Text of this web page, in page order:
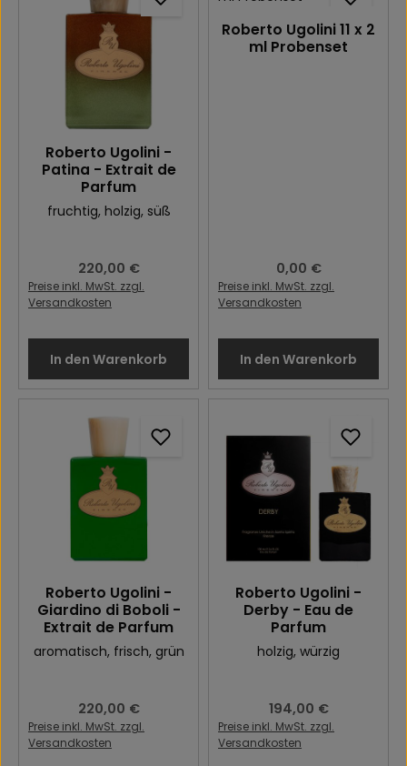
Roberto Ugolini -
Patina - Extrait de
Parfum
fruchtig, holzig, süß
Regulärer Preis:
220,00 €
Preise inkl. MwSt. zzgl.
Versandkosten
In den Warenkorb
Roberto Ugolini 11 x 2
ml Probenset
Regulärer Preis:
0,00 €
Preise inkl. MwSt. zzgl.
Versandkosten
In den Warenkorb
Roberto Ugolini -
Giardino di Boboli -
Extrait de Parfum
aromatisch, frisch, grün
Regulärer Preis:
220,00 €
Preise inkl. MwSt. zzgl.
Versandkosten
Roberto Ugolini -
Derby - Eau de
Parfum
holzig, würzig
Regulärer Preis:
194,00 €
Preise inkl. MwSt. zzgl.
Versandkosten